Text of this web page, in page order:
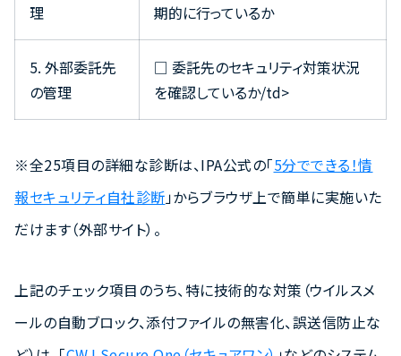
理
期的に行っているか
5. 外部委託先
の管理
□ 委託先のセキュリティ対策状況
を確認しているか/td>
※全25項目の詳細な診断は、IPA公式の「5分でできる！情
報セキュリティ自社診断 」からブラウザ上で簡単に実施いた
だけます（外部サイト）。
上記のチェック項目のうち、特に技術的な対策（ウイルスメ
ールの自動ブロック、添付ファイルの無害化、誤送信防止な